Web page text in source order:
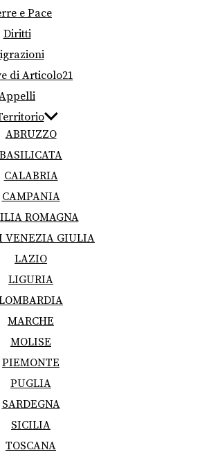
e Pace
Diritti
di Articolo21
ABRUZZO
BASILICATA
CALABRIA
CAMPANIA
ROMAGNA
VENEZIA GIULIA
LAZIO
LIGURIA
MARCHE
MOLISE
PIEMONTE
PUGLIA
SARDEGNA
SICILIA
TOSCANA